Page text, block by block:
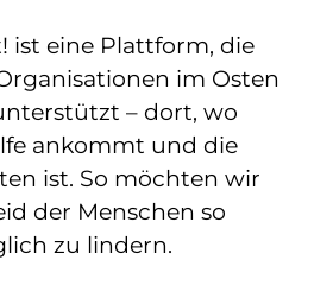
ist eine Plattform, die
im Osten
– dort, wo
ankommt und die
ist. So möchten wir
der Menschen so
zu lindern.